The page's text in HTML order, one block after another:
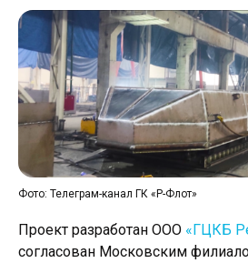
Фото: Телеграм-канал ГК «Р-Флот»
Проект разработан ООО «ГЦКБ
согласован Московским